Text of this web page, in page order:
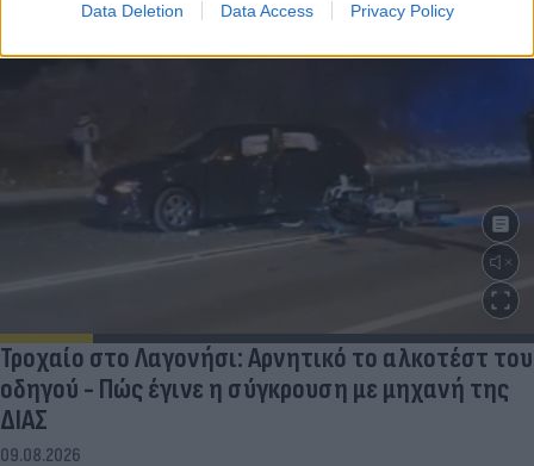
Data Deletion Data Access Privacy Policy
Τροχαίο στο Λαγονήσι: Αρνητικό το αλκοτέστ του
οδηγού - Πώς έγινε η σύγκρουση με μηχανή της
ΔΙΑΣ
09.08.2026